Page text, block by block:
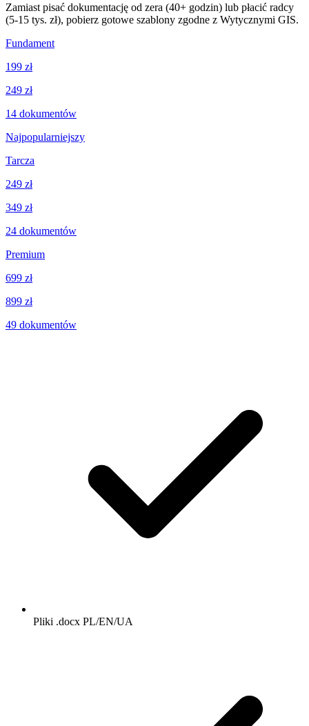
Zamiast pisać dokumentację od zera (40+ godzin) lub płacić radcy
(5-15 tys. zł), pobierz gotowe szablony zgodne z Wytycznymi GIS.
Fundament
199 zł
249 zł
14 dokumentów
Najpopularniejszy
Tarcza
249 zł
349 zł
24 dokumentów
Premium
699 zł
899 zł
49 dokumentów
Pliki .docx PL/EN/UA